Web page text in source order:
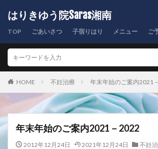
はりきゆう院Saras湘南
TOP ごあいさつ 子宿りはり メニュー ご
HOME 不妊治療 年末年始のご案内2021
年末年始のご案内2021－2022
2012年12月24日 2021年12月24日 不妊